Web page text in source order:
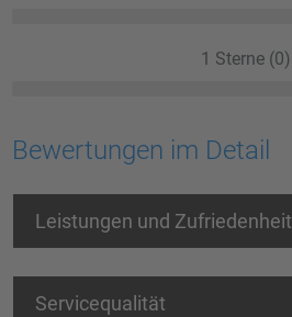
1 Sterne (0)
Bewertungen im Detail
Leistungen und Zufriedenheit
Servicequalität